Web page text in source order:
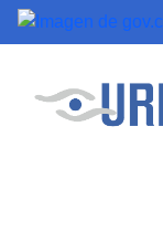
Saltar al contenido